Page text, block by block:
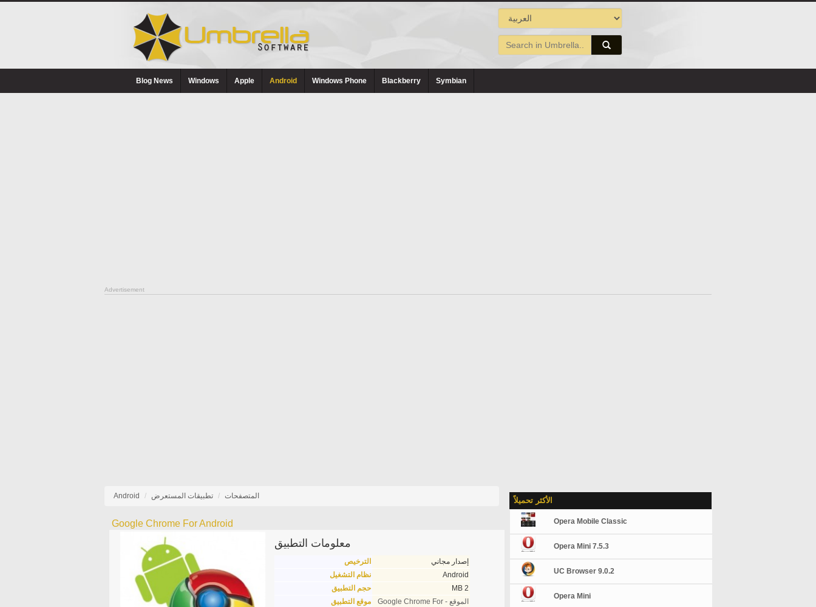
Blog News Windows Apple Android Windows Phone Blackberry Symbian
Advertisement
Android تطبيقات المستعرض المتصفحات
Google Chrome For Android
معلومات التطبيق
الترخيص
إصدار مجاني
نظام التشغيل
Android
حجم التطبيق
2 MB
موقع التطبيق
الموقع - Google Chrome For
الأكثر تحميلاً
Opera Mobile Classic
Opera Mini 7.5.3
UC Browser 9.0.2
Opera Mini